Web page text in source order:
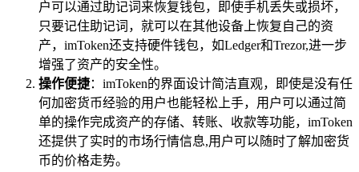
户可以通过助记词来恢复钱包，即使手机丢失或损坏，
只要记住助记词，就可以在其他设备上恢复自己的资
产，imToken还支持硬件钱包，如Ledger和Trezor,进一步
增强了资产的安全性。
操作便捷：imToken的界面设计简洁直观，即使是没有任
何加密货币经验的用户也能轻松上手，用户可以通过简
单的操作完成资产的存储、转账、收款等功能，imToken
还提供了实时的市场行情信息,用户可以随时了解加密货
币的价格走势。